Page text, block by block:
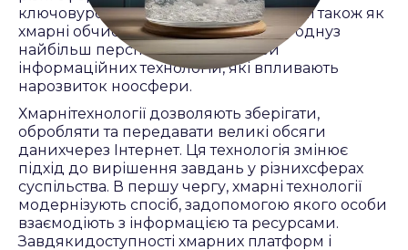
ключовуроль. Хмарні технології, відомі також як
хмарні обчислення, представляють однуз
найбільш перспективних галузей
інформаційних технологій, які впливають
нарозвиток ноосфери.
Хмарнітехнології дозволяють зберігати,
обробляти та передавати великі обсяги
данихчерез Інтернет. Ця технологія змінює
підхід до вирішення завдань у різнихсферах
суспільства. В першу чергу, хмарні технології
модернізують спосіб, задопомогою якого особи
взаємодіють з інформацією та ресурсами.
Завдякидоступності хмарних платформ і